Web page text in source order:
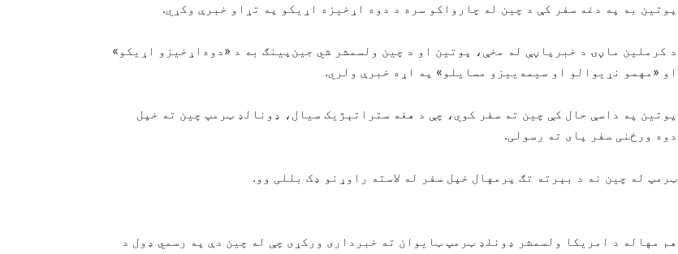
پوتین به په دغه سفر کې د چین له چارواکو سره د دوه اړخیزه اړیکو په تړاو خبرې وکړي.
د کرملین ماڼۍ د خبرپاڼې له مخې، پوتین او د چین ولسمشر شي جین‌پینګ به د «دوه‌اړخیزو اړیکو»
او «مهمو نړیوالو او سیمه‌ییزو مسایلو» په اړه خبرې ولري.
پوتین په داسې حال کې چین ته سفر کوي، چې د هغه ستراتېژیک سیال، ډونالډ ټرمپ چین ته خپل
دوه ورځنی سفر پای ته رسولی.
ټرمپ له چین نه د بېرته تګ پرمهال خپل سفر له لاسته راوړنو ډک بللی وو.
هم مهاله د امریکا ولسمشر ډونلډ ټرمپ ټایوان ته خبرداری ورکړی چې له چین دې په رسمي ډول د